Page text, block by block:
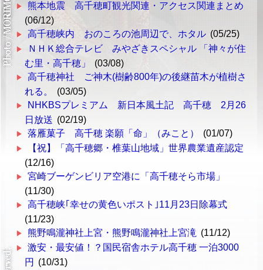
熊本地震 高千穂町観光関連・アクセス関連まとめ
(06/12)
高千穂峡内 おのころの池周辺で、ホタル (05/25)
ＮＨＫ総合テレビ みやざきスペシャル 「神々が住
む里・高千穂」
(03/08)
高千穂神社 ご神木(樹齢800年)の後継苗木が植樹さ
れる。
(03/05)
NHKBSプレミアム 新日本風土記 高千穂 2月26
日放送 (02/19)
落雁菓子 高千穂 楽願「命」（みこと）
(01/07)
【祝】「高千穂郷・椎葉山地域」世界農業遺産認定
(12/16)
宮崎ブーゲンビリア空港に「高千穂そら市場」
(11/30)
高千穂峡｢幸せの黄色いポスト｣11月23日除幕式
(11/23)
熊野鳴瀧神社上宮・熊野鳴瀧神社上宮滝 (11/12)
激安・最安値！？国民宿舎ホテル高千穂 一泊3000
円
(10/31)